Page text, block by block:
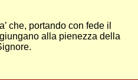
che, portando con fede il
alla pienezza della